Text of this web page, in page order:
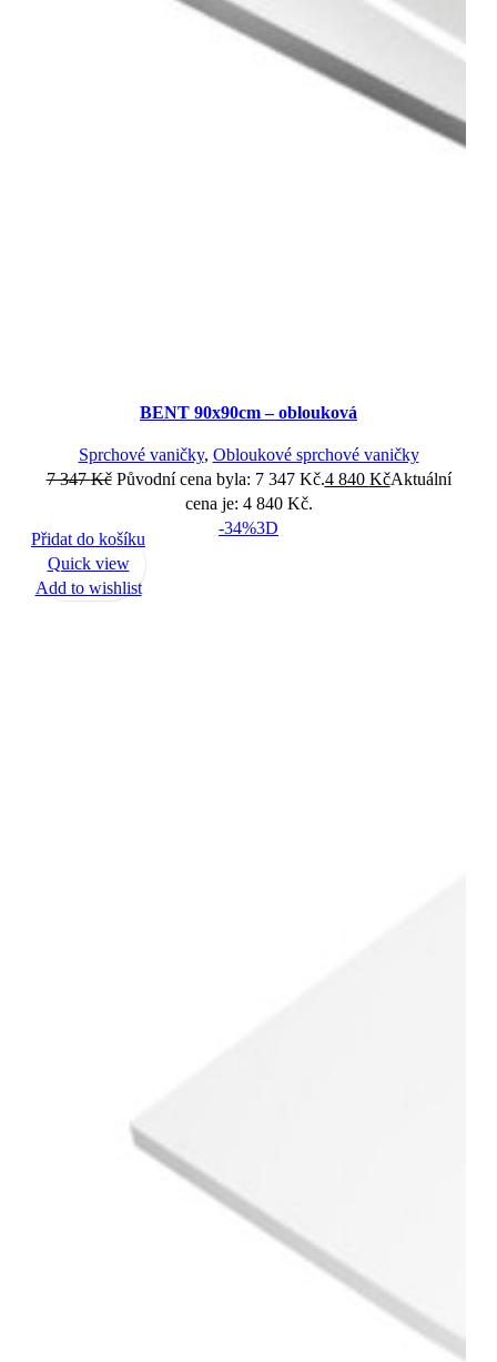
BENT 90x90cm – oblouková
Sprchové vaničky, Obloukové sprchové vaničky
7 347Kč Původní cena byla: 7 347 Kč.4 840 KčAktuální
cena je: 4 840 Kč.
-34%3D
Přidat do košíku
Quick view
Add to wishlist